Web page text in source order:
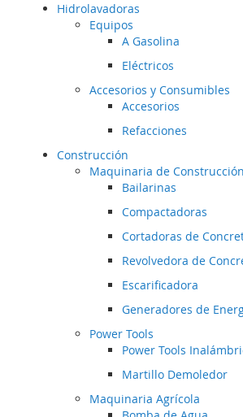
Hidrolavadoras
Equipos
A Gasolina
Eléctricos
Accesorios y Consumibles
Accesorios
Refacciones
Construcción
Maquinaria de Construcción
Bailarinas
Compactadoras
Cortadoras de
Revolvedora de
Escarificadora
Generadores de
Power Tools
Power Tools
Martillo Demoledor
Maquinaria Agrícola